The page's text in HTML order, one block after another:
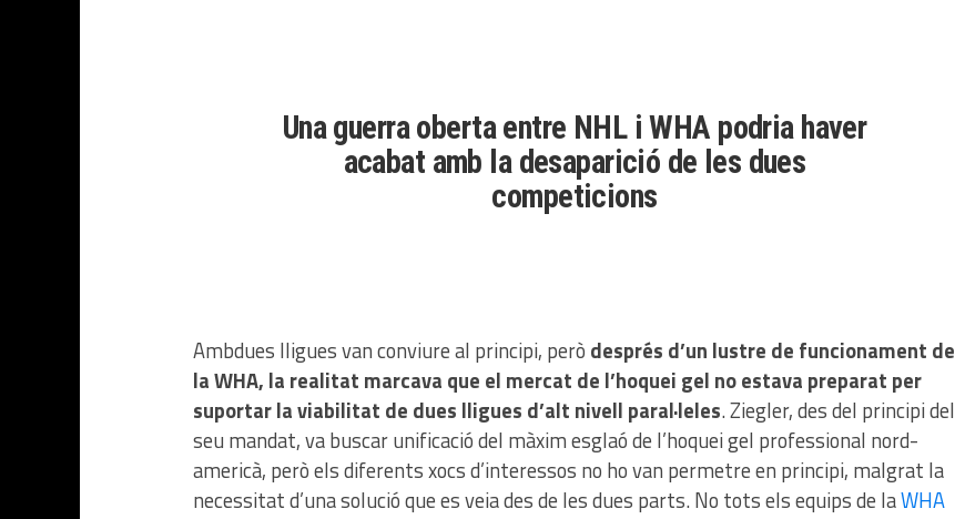
Una guerra oberta entre NHL i WHA podria haver
acabat amb la desaparició de les dues
competicions
Ambdues lligues van conviure al principi, però després d’un lustre de funcionament de
la WHA, la realitat marcava que el mercat de l’hoquei gel no estava preparat per
suportar la viabilitat de dues lligues d’alt nivell paral·leles. Ziegler, des del principi del
seu mandat, va buscar unificació del màxim esglaó de l’hoquei gel professional nord-
americà, però els diferents xocs d’interessos no ho van permetre en principi, malgrat la
necessitat d’una solució que es veia des de les dues parts. No tots els equips de laWHA